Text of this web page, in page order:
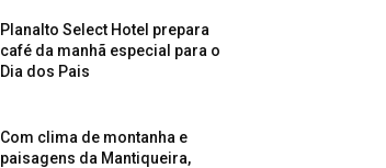
Planalto Select Hotel prepara
café da manhã especial para o
Dia dos Pais
Com clima de montanha e
paisagens da Mantiqueira,